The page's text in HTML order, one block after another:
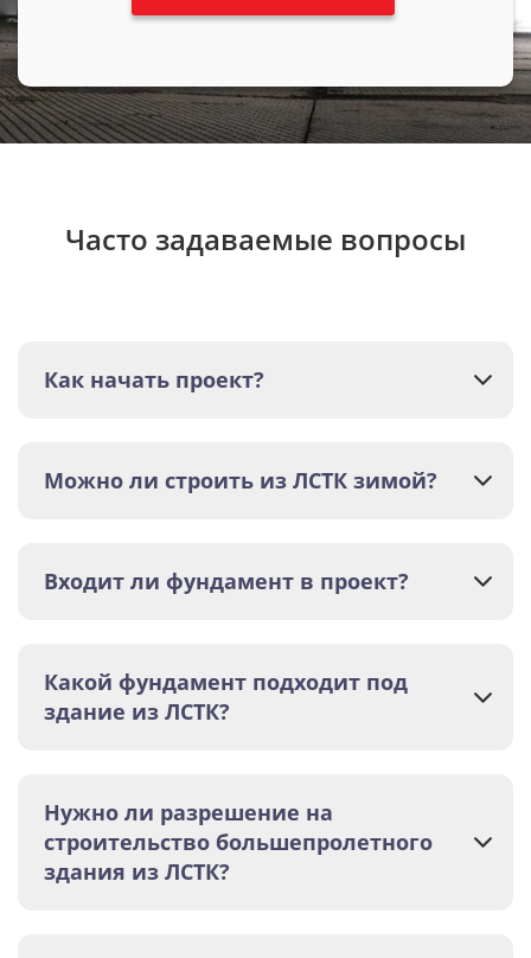
Часто задаваемые вопросы
Как начать проект?
Можно ли строить из ЛСТК зимой?
Входит ли фундамент в проект?
Какой фундамент подходит под
здание из ЛСТК?
Нужно ли разрешение на
строительство большепролетного
здания из ЛСТК?